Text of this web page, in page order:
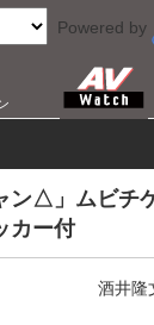
Powered by
ツ・サービス 映画
ン△」ムビチ
カー付
酒井隆